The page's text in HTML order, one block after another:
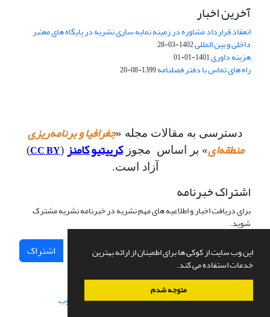
این وب سایت از کوکی ها برای اطمینان از ارائه بهترین
خدمات استفاده می کند.
متوجه شدم
آخرین اخبار
انعقاد قرارداد مشاوره در زمینه نمایه سازی نشریه در پایگاه های معتبر
داخلی و بین المللی1402-03-28
هزینه داوری1401-01-01
راه های تماس با دفتر فصلنامه1399-08-20
دسترسی به مقالات مجله «جغرافیا و برنامه‌ریزی
منطقه‌ای» بر اساس مجوزکرییتیو کامنز (
CC BY
)
آزاد است.
اشتراک خبرنامه
برای دریافت اخبار و اطلاعیه های مهم نشریه در خبرنامه نشریه مشترک
شوید.
اشتراک
سامانه مدیریت نشریات علمی.طراحی و پیاده سازی از سیناوب